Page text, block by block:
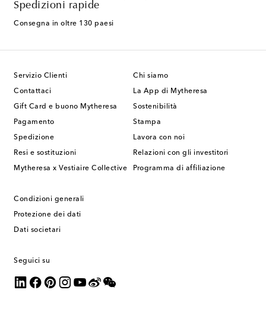
Spedizioni rapide
Consegna in oltre 130 paesi
Servizio Clienti
Contattaci
Gift Card e buono Mytheresa
Pagamento
Spedizione
Resi e sostituzioni
Mytheresa x Vestiaire Collective
Chi siamo
La App di Mytheresa
Sostenibilità
Stampa
Lavora con noi
Relazioni con gli investitori
Programma di affiliazione
Condizioni generali
Protezione dei dati
Dati societari
Seguici su